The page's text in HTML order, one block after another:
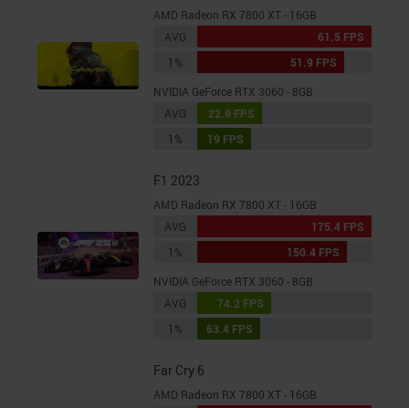
AMD Radeon RX 7800 XT - 16GB
AVG
61.5 FPS
1%
51.9 FPS
NVIDIA GeForce RTX 3060 - 8GB
AVG
22.9 FPS
1%
19 FPS
F1 2023
AMD Radeon RX 7800 XT - 16GB
AVG
175.4 FPS
1%
150.4 FPS
NVIDIA GeForce RTX 3060 - 8GB
AVG
74.2 FPS
1%
63.4 FPS
Far Cry 6
AMD Radeon RX 7800 XT - 16GB